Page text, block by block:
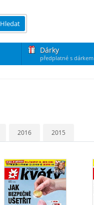
Dárky
předplatné s dárkem
Hledat
2016 2015